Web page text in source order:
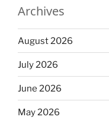
Archives
August 2026
July 2026
June 2026
May 2026